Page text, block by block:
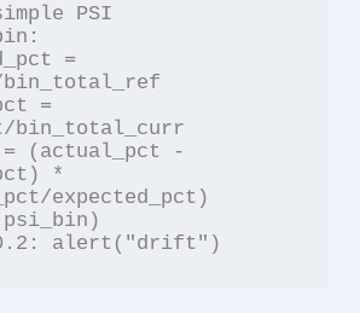
PSI
bin_total_ref
bin_total_curr
*
expected_pct)
alert("drift")